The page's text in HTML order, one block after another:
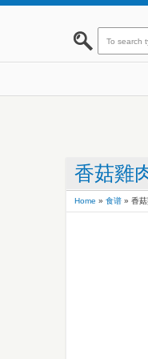
香菇雞
Home » 食谱 » 香